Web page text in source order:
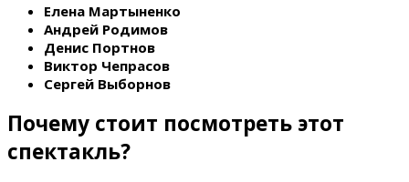
Елена Мартыненко
Андрей Родимов
Денис Портнов
Виктор Чепрасов
Сергей Выборнов
Почему стоит посмотреть этот
спектакль?